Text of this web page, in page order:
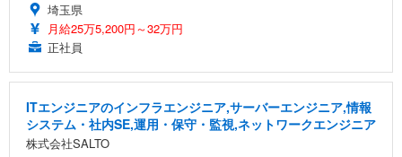
埼玉県
月給25万5,200円～32万円
正社員
ITエンジニアのインフラエンジニア,サーバーエンジニア,情報
システム・社内SE,運用・保守・監視,ネットワークエンジニア
株式会社SALTO